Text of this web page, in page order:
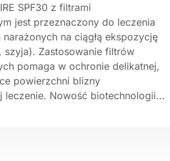
SPF30 z filtrami
jest przeznaczony do leczenia
na ciągłą ekspozycję
szyja). Zastosowanie filtrów
pomaga w ochronie delikatnej,
powierzchni blizny
leczenie. Nowość biotechnologii...